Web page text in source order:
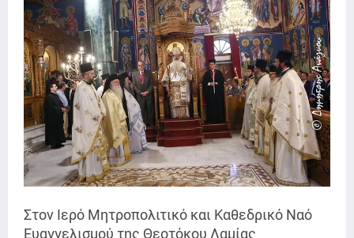
Στον Ιερό Μητροπολιτικό και Καθεδρικό Ναό
Ευαγγελισμού της Θεοτόκου Λαμίας